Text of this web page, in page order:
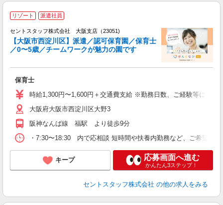
リゾート 派遣社員
セントスタッフ株式会社 大阪支店（23051)
【大阪市西淀川区】派遣／認可保育園／保育士
／0〜5歳／チームワークが魅力の園です
保育士
時給1,300円〜1,600円＋交通費支給 ※勤務日数、ご経験等によ
大阪府大阪市西淀川区大野3
阪神なんば線 福駅 より徒歩9分
・7:30〜18:30 内で応相談 短時間や扶養内勤務など、ご希望を
キープ 応募画面へ進む
かんたん3ステップ！
セントスタッフ株式会社 の他の求人をみる